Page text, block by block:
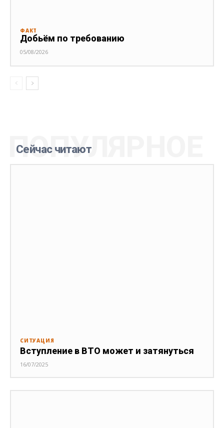
ФАКТ
Добьём по требованию
05/08/2026
Сейчас читают
ПОПУЛЯРНОЕ
СИТУАЦИЯ
Вступление в ВТО может и затянуться
16/07/2025